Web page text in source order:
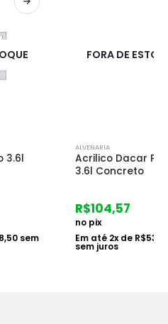
FORA DE ESTOQUE
Acrilico Dacar Pisos
3.6l Concreto
104,57
Em até
x deR$53,90